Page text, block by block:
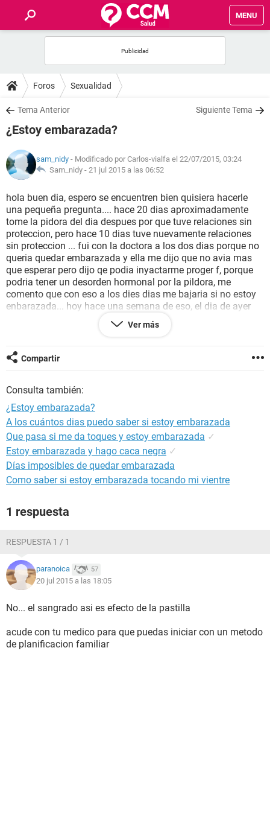
MENU
FOROS
SALUD
FAMILIA
NUTRICIÓN
BIENESTAR
SEXUALIDAD
GLOSARIO
Foros Sexualidad
Tema Anterior Siguiente Tema
¿Estoy embarazada?
sam_nidy - Modificado por Carlos-vialfa el 22/07/2015, 03:24
Sam_nidy - 21 jul 2015 a las 06:52
hola buen dia, espero se encuentren bien quisiera hacerle
una pequeña pregunta.... hace 20 dias aproximadamente
tome la pidora del dia despues por que tuve relaciones sin
proteccion, pero hace 10 dias tuve nuevamente relaciones
sin proteccion ... fui con la doctora a los dos dias porque no
queria quedar embarazada y ella me dijo que no avia mas
que esperar pero dijo qe podia inyactarme proger f, porque
podria tener un desorden hormonal por la pildora, me
comento que con eso a los dies dias me bajaria si no estoy
enbarazada... hoy hace una semana de eso, el dia de ayer
llego mi regla ( no tuve ningun retraso ni adelanto .. fue
exactamente el dia 28 de mi ovulacion), pero tiene algo
con colr cafe y no tiene ese olor peculiar de la
menstruacion... e leido sobre el sangrado por
Ver más
Compartir
Consulta también:
¿Estoy embarazada?
A los cuántos dias puedo saber si estoy embarazada
Que pasa si me da toques y estoy embarazada ✓
Estoy embarazada y hago caca negra ✓
Días imposibles de quedar embarazada
Como saber si estoy embarazada tocando mi vientre
1 respuesta
RESPUESTA 1 / 1
paranoica 57
20 jul 2015 a las 18:05
No... el sangrado asi es efecto de la pastilla
acude con tu medico para que puedas iniciar con un metodo
de planificacion familiar